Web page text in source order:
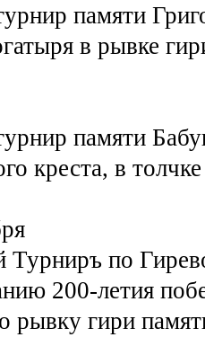
памяти
в рывке
памяти
креста, в
Турниръ по
200-летия
рывку гири